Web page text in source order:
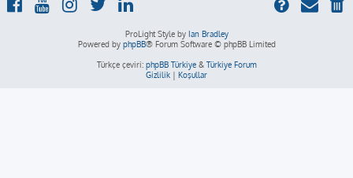
ProLight Style by Ian Bradley
Powered by phpBB® Forum Software © phpBB Limited
Türkçe çeviri: phpBB Türkiye& Türkiye Forum
Gizlilik | Koşullar